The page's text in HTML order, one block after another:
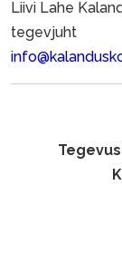
Liivi Lahe
tegevjuht